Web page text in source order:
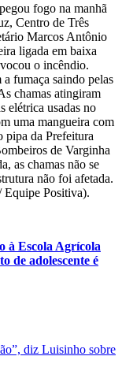
fogo na manhã
Centro de Três
Marcos Antônio
ligada em baixa
o incêndio.
a fumaça saindo pelas
chamas atingiram
elétrica usadas no
uma mangueira com
pipa da Prefeitura
de Varginha
as chamas não se
não foi afetada.
Positiva).
à Escola Agrícola
de adolescente é
diz Luisinho sobre